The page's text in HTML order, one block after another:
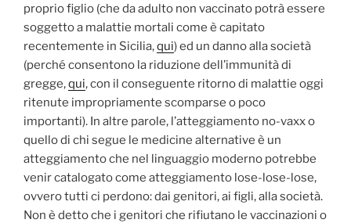
proprio figlio (che da adulto non vaccinato potrà essere
soggetto a malattie mortali come è capitato
recentemente in Sicilia,qui) ed un danno alla società
(perché consentono la riduzione dell’immunità di
gregge,qui, con il conseguente ritorno di malattie oggi
ritenute impropriamente scomparse o poco
importanti). In altre parole, l’atteggiamento no-vaxx o
quello di chi segue le medicine alternative è un
atteggiamento che nel linguaggio moderno potrebbe
venir catalogato come atteggiamento lose-lose-lose,
ovvero tutti ci perdono: dai genitori, ai figli, alla società.
Non è detto che i genitori che rifiutano le vaccinazioni o